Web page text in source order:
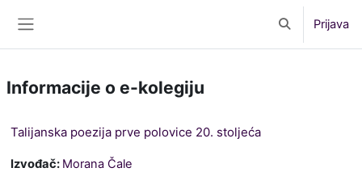
Toggle search
Prijava
Informacije o e-kolegiju
Talijanska poezija prve polovice 20. stoljeća
Izvođač: Morana Čale